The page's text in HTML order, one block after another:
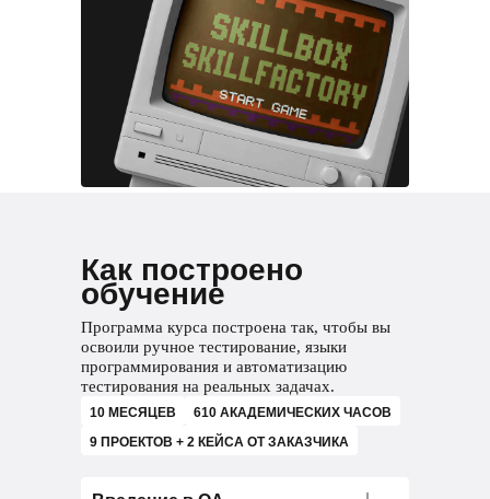
Как построено
обучение
Программа курса построена так, чтобы вы
освоили ручное тестирование, языки
программирования и автоматизацию
тестирования на реальных задачах.
10 МЕСЯЦЕВ
610 АКАДЕМИЧЕСКИХ ЧАСОВ
9 ПРОЕКТОВ + 2 КЕЙСА ОТ ЗАКАЗЧИКА